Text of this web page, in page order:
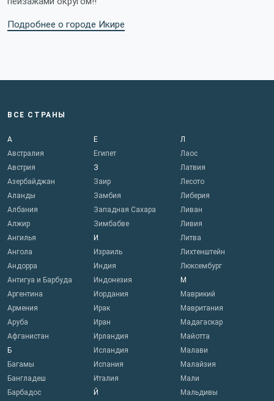
Подробнее о городе Икире
ВСЕ СТРАНЫ
А
Австралия
Австрия
Азербайджан
Аланды
Албания
Алжир
Ангилья
Ангола
Андорра
Антигуа и Барбуда
Аргентина
Армения
Аруба
Афганистан
Б
Багамы
Бангладеш
Барбадос
Е
Египет
З
Заир
Замбия
Западная Сахара
Зимбабве
И
Израиль
Индия
Индонезия
Иордания
Ирак
Иран
Ирландия
Исландия
Испания
Италия
Й
Л
Лаос
Латвия
Лесото
Либерия
Ливан
Ливия
Литва
Лихтенштейн
Люксембург
М
Маврикий
Мавритания
Мадагаскар
Майотта
Малави
Малайзия
Мали
Мальдивы